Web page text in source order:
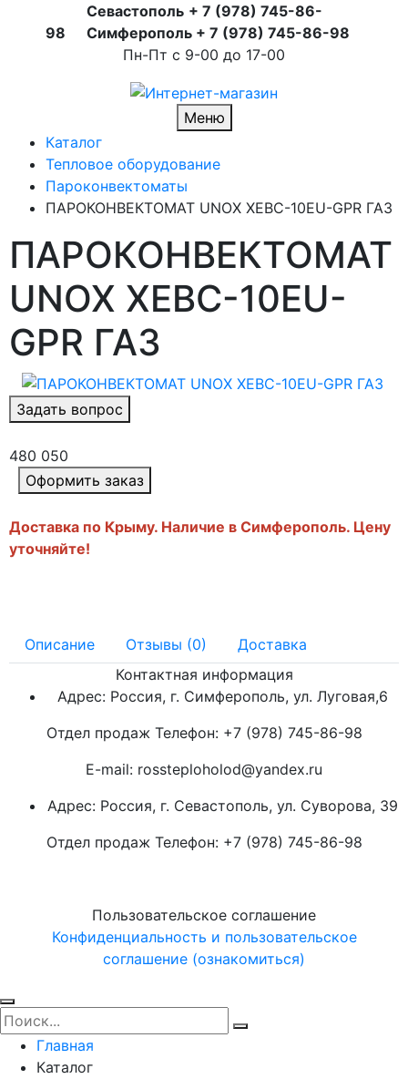
Севастополь + 7 (978) 745-86-
98
Симферополь + 7 (978) 745-86-98
Пн-Пт с 9-00 до 17-00
Меню
Каталог
Тепловое оборудование
Пароконвектоматы
ПАРОКОНВЕКТОМАТ UNOX XEBC-10EU-GPR ГАЗ
ПАРОКОНВЕКТОМАТ
UNOX XEBC-10EU-
GPR ГАЗ
Задать вопрос
480 050
Оформить заказ
Доставка по Крыму. Наличие в Симферополь. Цену
уточняйте!
Описание Отзывы (0)
Доставка
Контактная информация
Адрес: Россия, г. Симферополь, ул. Луговая,6
Отдел продаж Телефон: +7 (978) 745-86-98
E-mail: rossteploholod@yandex.ru
Адрес: Россия, г. Севастополь, ул. Суворова, 39
Отдел продаж Телефон: +7 (978) 745-86-98
Пользовательское соглашение
Конфиденциальность и пользовательское
соглашение (ознакомиться)
Главная
Каталог